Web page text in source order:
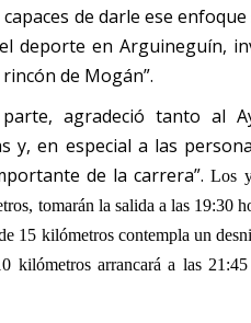
de darle ese
deporte en Arguineguín,
de Mogán”.
agradeció tanto al
y, en especial a las
de la carrera”.Los
tomarán la salida a las 19:30
15 kilómetros contempla un
kilómetros arrancará a las